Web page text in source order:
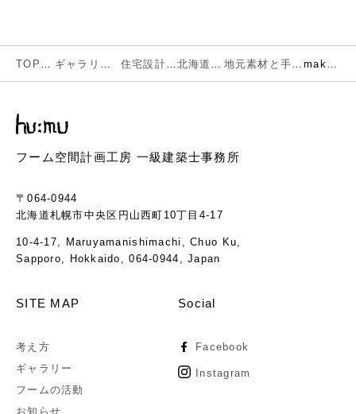
フーム空間計画工房 一級建築士事務所
〒064-0944
北海道札幌市中央区円山西町10丁目4-17
10-4-17, Maruyamanishimachi, Chuo Ku,
Sapporo, Hokkaido, 064-0944, Japan
SITE MAP
考え方
ギャラリー
フームの活動
お知らせ
Social
Facebook
Instagram